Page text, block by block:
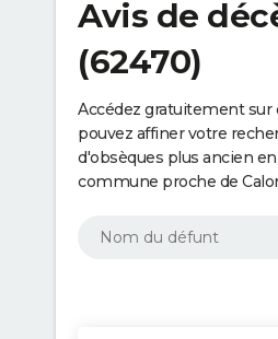
Avis de
(62470)
Accédez gratuitement sur
pouvez affiner votre
d'obsèques plus ancien
commune proche de